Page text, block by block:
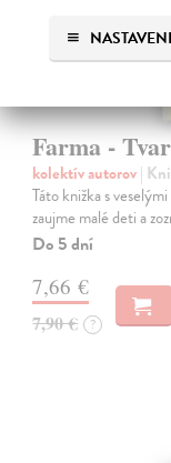
Farma -
kolektív autorov|
Táto knižka s
zaujme malé deti a
Do 5 dní
7,66 €
7,90 € ?